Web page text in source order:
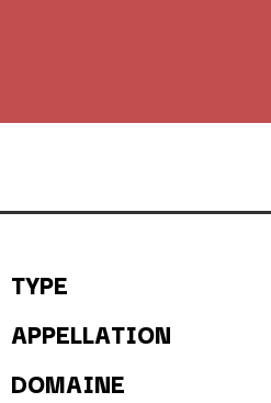
TYPE
APPELLATION
DOMAINE